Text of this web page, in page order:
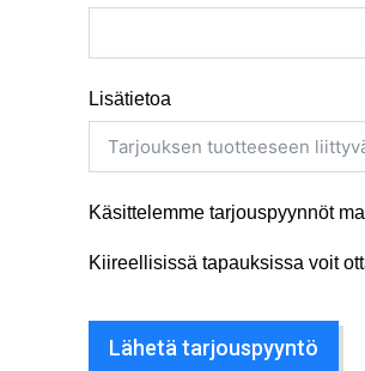
Lisätietoa
Käsittelemme tarjouspyynnöt
Kiireellisissä tapauksissa voit
Lähetä tarjouspyyntö